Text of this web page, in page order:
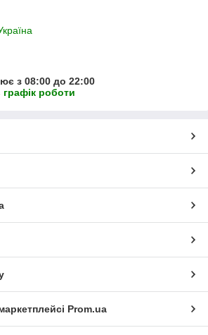
з 08:00 до 22:00
роботи
Prom.ua